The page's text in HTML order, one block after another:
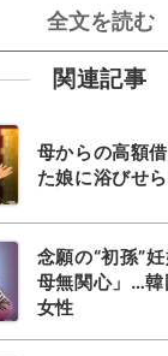
全文を読む
関連記事
母からの高額
た娘に浴びせ
念願の“初孫”
母無関心」…
女性